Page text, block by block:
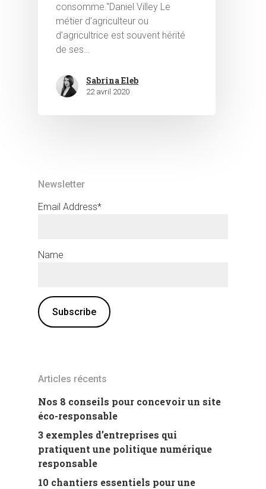
Hit enter to search or ESC to close
consomme."Daniel Villey Le
métier d’agriculteur ou
d’agricultrice est souvent hérité
de ses…
Sabrina Eleb
22 avril 2020
Newsletter
Email Address*
Name
Articles récents
Nos 8 conseils pour concevoir un site
éco-responsable
3 exemples d’entreprises qui
pratiquent une politique numérique
responsable
10 chantiers essentiels pour une